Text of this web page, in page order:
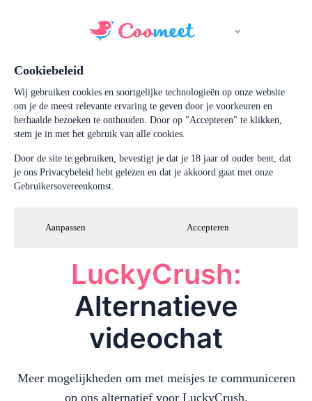
Cookiebeleid
Wij gebruiken cookies en soortgelijke technologieën op onze website
om je de meest relevante ervaring te geven door je voorkeuren en
herhaalde bezoeken te onthouden. Door op "Accepteren" te klikken,
stem je in met het gebruik van alle cookies.
Door de site te gebruiken, bevestigt je dat je 18 jaar of ouder bent, dat
je ons Privacybeleid hebt gelezen en dat je akkoord gaat met onze
Gebruikersovereenkomst.
Aanpassen Accepteren
LuckyCrush:
Alternatieve
videochat
Meer mogelijkheden om met meisjes te communiceren
op ons alternatief voor LuckyCrush.